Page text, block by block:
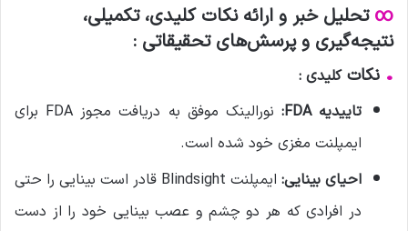
∞ تحلیل خبر و ارائه نکات کلیدی، تکمیلی،
نتیجه‌گیری و پرسش‌های تحقیقاتی :
• نکاتکلیدی :
تاییدیه FDA:
نورالینک موفق به دریافت مجوز FDA برای
ایمپلنت مغزی خود شده است.
احیای بینایی:
ایمپلنت Blindsight قادر است بینایی را حتی
در افرادی که هر دو چشم و عصب بینایی خود را از دست